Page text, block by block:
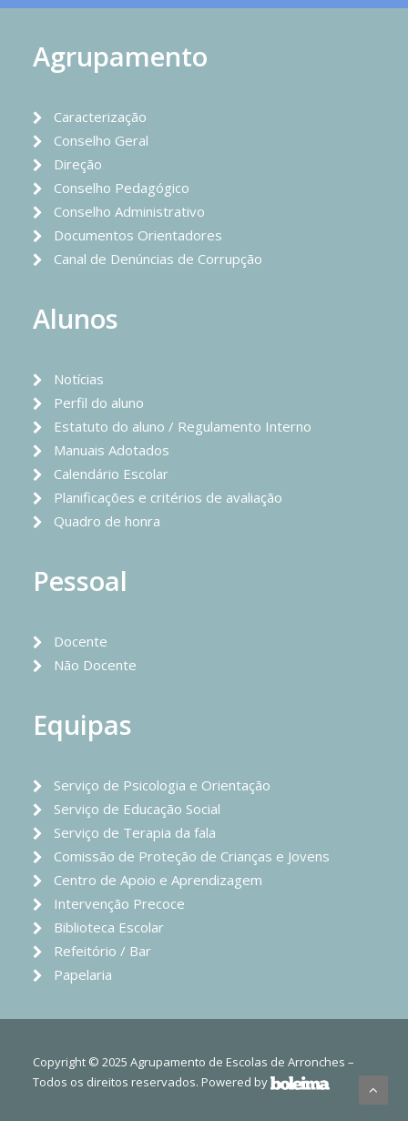
Agrupamento
Caracterização
Conselho Geral
Direção
Conselho Pedagógico
Conselho Administrativo
Documentos Orientadores
Canal de Denúncias de Corrupção
Alunos
Notícias
Perfil do aluno
Estatuto do aluno / Regulamento Interno
Manuais Adotados
Calendário Escolar
Planificações e critérios de avaliação
Quadro de honra
Pessoal
Docente
Não Docente
Equipas
Serviço de Psicologia e Orientação
Serviço de Educação Social
Serviço de Terapia da fala
Comissão de Proteção de Crianças e Jovens
Centro de Apoio e Aprendizagem
Intervenção Precoce
Biblioteca Escolar
Refeitório / Bar
Papelaria
Copyright © 2025 Agrupamento de Escolas de Arronches –
Todos os direitos reservados. Powered by